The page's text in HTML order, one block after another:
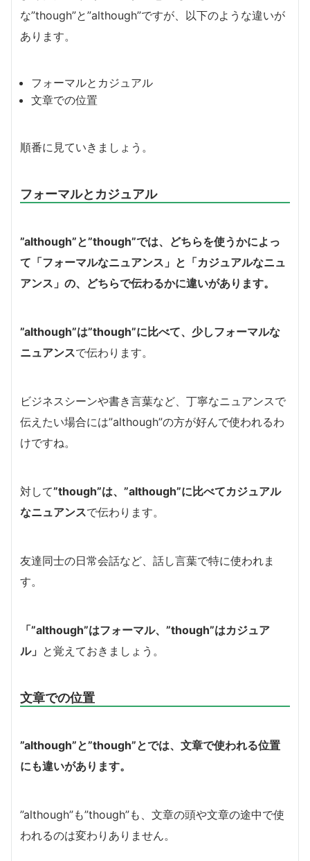
な”though”と”although”ですが、以下のような違いが
あります。
フォーマルとカジュアル
文章での位置
順番に見ていきましょう。
フォーマルとカジュアル
”although”と”though”では、どちらを使うかによっ
て「フォーマルなニュアンス」と「カジュアルなニュ
アンス」の、どちらで伝わるかに違いがあります。
”although”は”though”に比べて、少しフォーマルな
ニュアンスで伝わります。
ビジネスシーンや書き言葉など、丁寧なニュアンスで
伝えたい場合には”although”の方が好んで使われるわ
けですね。
対して”though”は、”although”に比べてカジュアル
なニュアンスで伝わります。
友達同士の日常会話など、話し言葉で特に使われま
す。
「”although”はフォーマル、”though”はカジュア
ル」 と覚えておきましょう。
文章での位置
”although”と”though”とでは、文章で使われる位置
にも違いがあります。
”although”も”though”も、文章の頭や文章の途中で使
われるのは変わりありません。